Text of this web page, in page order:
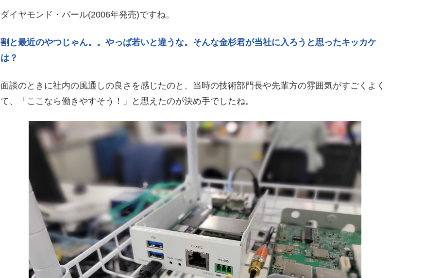
ダイヤモンド・パール(2006年発売)ですね。
割と最近のやつじゃん。。やっぱ若いと違うな。そんな金杉君が当社に入ろうと思ったキッカケ
は？
面談のときに社内の風通しの良さを感じたのと、当時の技術部門長や先輩方の雰囲気がすごくよく
て、「ここなら働きやすそう！」と思えたのが決め手でしたね。